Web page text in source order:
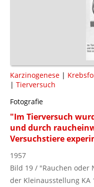
Karzinogenese |
| Tierversuch
Fotografie
"Im Tierversuch
und durch
Versuchstiere
1957
Bild 19 / "Rauchen oder
der Kleinausstellung KA